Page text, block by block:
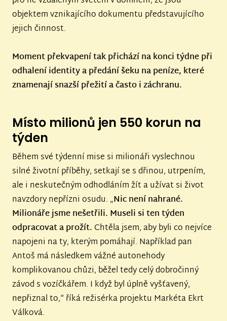
objektem vznikajícího dokumentu představujícího
jejich činnost.
Moment překvapení tak přichází na konci týdne při
odhalení identity a předání šeku na peníze, které
znamenají snazší přežití a často i záchranu.
Místo milionů jen 550 korun na
týden
Během své týdenní mise si milionáři vyslechnou
silné životní příběhy, setkají se s dřinou, utrpením,
ale i neskutečným odhodláním žít a užívat si život
navzdory nepřízni osudu. „Nic není nahrané.
Milionáře jsme nešetřili. Museli si ten týden
odpracovat a prožít. Chtěla jsem, aby byli co nejvíce
napojeni na ty, kterým pomáhají. Například pan
Antoš má následkem vážné autonehody
komplikovanou chůzi, běžel tedy celý dobročinný
závod s vozíčkářem. I když byl úplně vyšťavený,
nepřiznal to,“ říká režisérka projektu Markéta Ekrt
Válková.